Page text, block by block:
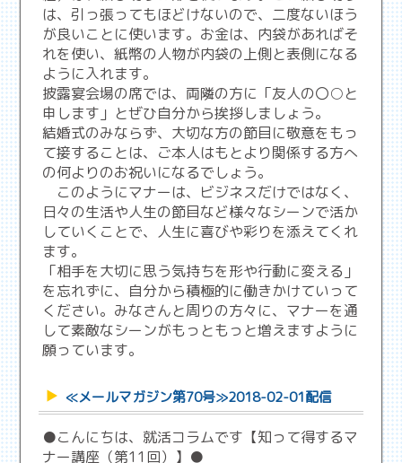
は、引っ張ってもほどけないので、二度ないほう
が良いことに使います。お金は、内袋があればそ
れを使い、紙幣の人物が内袋の上側と表側になる
ように入れます。
披露宴会場の席では、両隣の方に「友人の〇○と
申します」とぜひ自分から挨拶しましょう。
結婚式のみならず、大切な方の節目に敬意をもっ
て接することは、ご本人はもとより関係する方へ
の何よりのお祝いになるでしょう。
このようにマナーは、ビジネスだけではなく、
日々の生活や人生の節目など様々なシーンで活か
していくことで、人生に喜びや彩りを添えてくれ
ます。
「相手を大切に思う気持ちを形や行動に変える」
を忘れずに、自分から積極的に働きかけていって
ください。みなさんと周りの方々に、マナーを通
して素敵なシーンがもっともっと増えますように
願っています。
≪メールマガジン第70号≫2018-02-01配信
●こんにちは、就活コラムです【知って得するマ
ナー講座（第11回）】●